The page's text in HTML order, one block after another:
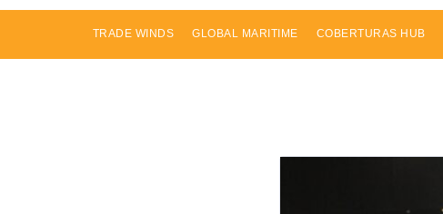
TRADE WINDS GLOBAL MARITIME COBERTURAS HUB